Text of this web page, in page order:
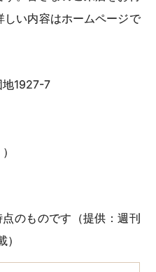
い内容はホームページで
1927-7
のものです（提供：週刊